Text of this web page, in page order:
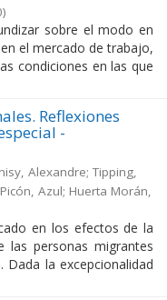
)
sobre el modo en
el mercado de trabajo,
condiciones en las que
Reflexiones
-
Alexandre; Tipping,
Azul; Huerta Morán,
en los efectos de la
las personas migrantes
Dada la excepcionalidad